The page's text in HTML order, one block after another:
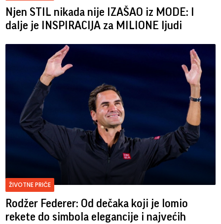
Njen STIL nikada nije IZAŠAO iz MODE: I
dalje je INSPIRACIJA za MILIONE ljudi
ŽIVOTNE PRIČE
Rodžer Federer: Od dečaka koji je lomio
rekete do simbola elegancije i najvećih